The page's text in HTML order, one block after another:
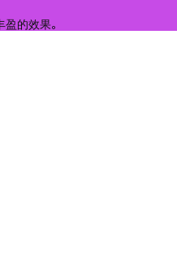
的效果。